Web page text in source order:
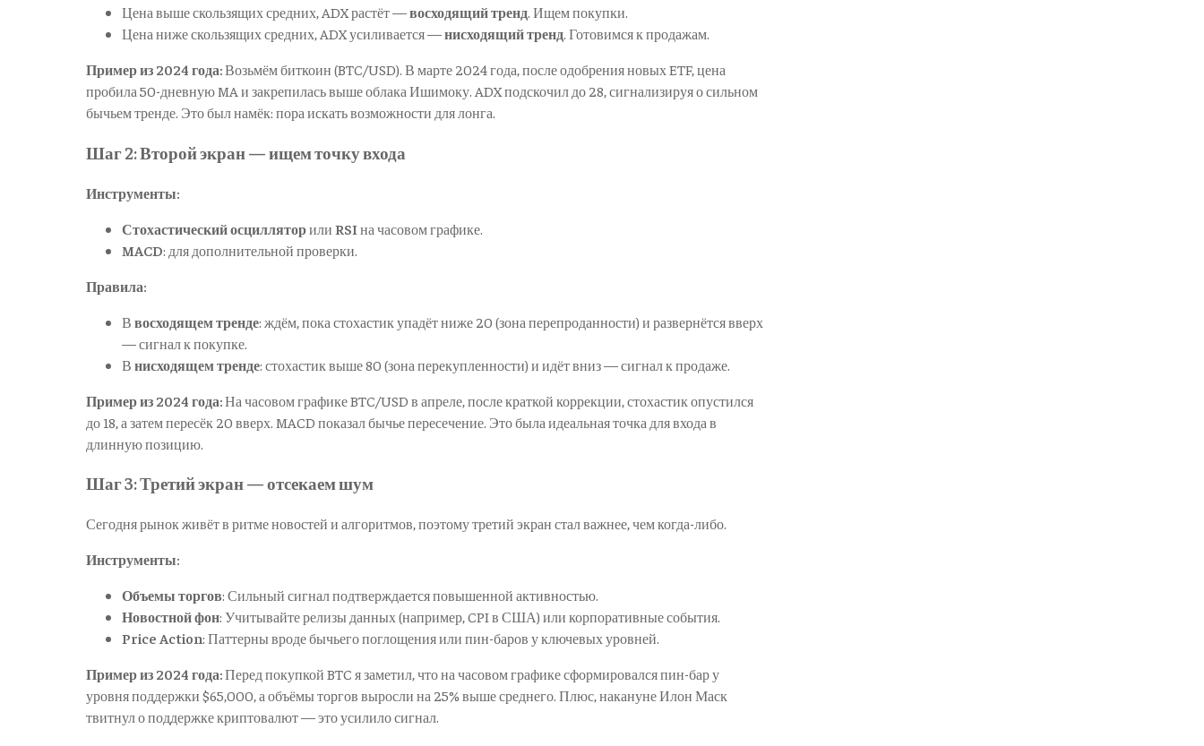
Цена выше скользящих средних, ADX растёт —восходящий тренд. Ищем покупки.
Цена ниже скользящих средних, ADX усиливается —нисходящий тренд. Готовимся к продажам.
Пример из 2024 года:Возьмём биткоин (BTC/USD). В марте 2024 года, после одобрения новых ETF, цена
пробила 50-дневную MA и закрепилась выше облака Ишимоку. ADX подскочил до 28, сигнализируя о сильном
бычьем тренде. Это был намёк: пора искать возможности для лонга.
Шаг 2: Второй экран — ищем точку входа
Инструменты:
Стохастический осцилляторили RSIна часовом графике.
MACD: для дополнительной проверки.
Правила:
В восходящем тренде: ждём, пока стохастик упадёт ниже 20 (зона перепроданности) и развернётся вверх
— сигнал к покупке.
В нисходящем тренде: стохастик выше 80 (зона перекупленности) и идёт вниз — сигнал к продаже.
Пример из 2024 года:На часовом графике BTC/USD в апреле, после краткой коррекции, стохастик опустился
до 18, а затем пересёк 20 вверх. MACD показал бычье пересечение. Это была идеальная точка для входа в
длинную позицию.
Шаг 3: Третий экран — отсекаем шум
Сегодня рынок живёт в ритме новостей и алгоритмов, поэтому третий экран стал важнее, чем когда-либо.
Инструменты:
Объемы торгов: Сильный сигнал подтверждается повышенной активностью.
Новостной фон: Учитывайте релизы данных (например, CPI в США) или корпоративные события.
Price Action: Паттерны вроде бычьего поглощения или пин-баров у ключевых уровней.
Пример из 2024 года:Перед покупкой BTC я заметил, что на часовом графике сформировался пин-бар у
уровня поддержки $65,000, а объёмы торгов выросли на 25% выше среднего. Плюс, накануне Илон Маск
твитнул о поддержке криптовалют — это усилило сигнал.